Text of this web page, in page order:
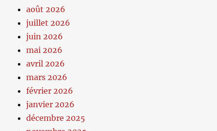
août 2026
juillet 2026
juin 2026
mai 2026
avril 2026
mars 2026
février 2026
janvier 2026
décembre 2025